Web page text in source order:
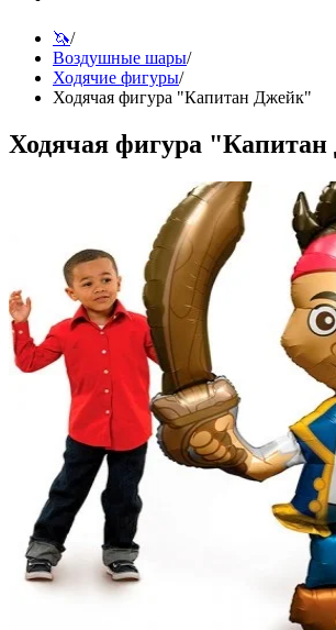
🦄/
Воздушные шары/
Ходячие фигуры/
Ходячая фигура "Капитан Джейк"
Ходячая фигура